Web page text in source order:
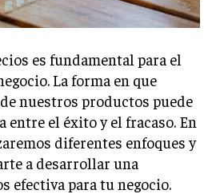
es fundamental para el
La forma en que
nuestros productos puede
el éxito y el fracaso. En
diferentes enfoques y
a desarrollar una
efectiva para tu negocio.